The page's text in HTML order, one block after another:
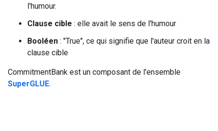
l'humour.
Clause cible : elle avait le sens de l'humour
Booléen : "True", ce qui signifie que l'auteur croit en la
clause cible
CommitmentBank est un composant de l'ensemble
SuperGLUE.